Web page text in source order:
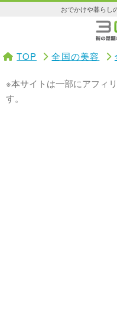
おでかけや暮らし
TOP 全国の美容
※本サイトは一部にアフィ
す。